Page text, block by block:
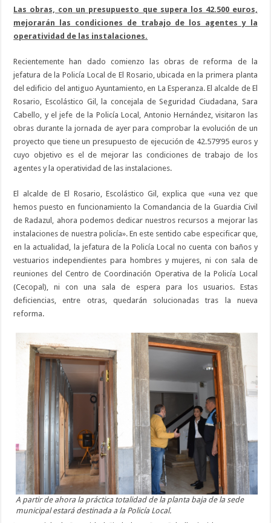
Las obras, con un presupuesto que supera los 42.500 euros,
mejorarán las condiciones de trabajo de los agentes y la
operatividad de las instalaciones.
Recientemente han dado comienzo las obras de reforma de la
jefatura de la Policía Local de El Rosario, ubicada en la primera planta
del edificio del antiguo Ayuntamiento, en La Esperanza. El alcalde de El
Rosario, Escolástico Gil, la concejala de Seguridad Ciudadana, Sara
Cabello, y el jefe de la Policía Local, Antonio Hernández, visitaron las
obras durante la jornada de ayer para comprobar la evolución de un
proyecto que tiene un presupuesto de ejecución de 42.579’95 euros y
cuyo objetivo es el de mejorar las condiciones de trabajo de los
agentes y la operatividad de las instalaciones.
El alcalde de El Rosario, Escolástico Gil, explica que «una vez que
hemos puesto en funcionamiento la Comandancia de la Guardia Civil
de Radazul, ahora podemos dedicar nuestros recursos a mejorar las
instalaciones de nuestra policía». En este sentido cabe especificar que,
en la actualidad, la jefatura de la Policía Local no cuenta con baños y
vestuarios independientes para hombres y mujeres, ni con sala de
reuniones del Centro de Coordinación Operativa de la Policía Local
(Cecopal), ni con una sala de espera para los usuarios. Estas
deficiencias, entre otras, quedarán solucionadas tras la nueva
reforma.
A partir de ahora la práctica totalidad de la planta baja de la sede
municipal estará destinada a la Policía Local.